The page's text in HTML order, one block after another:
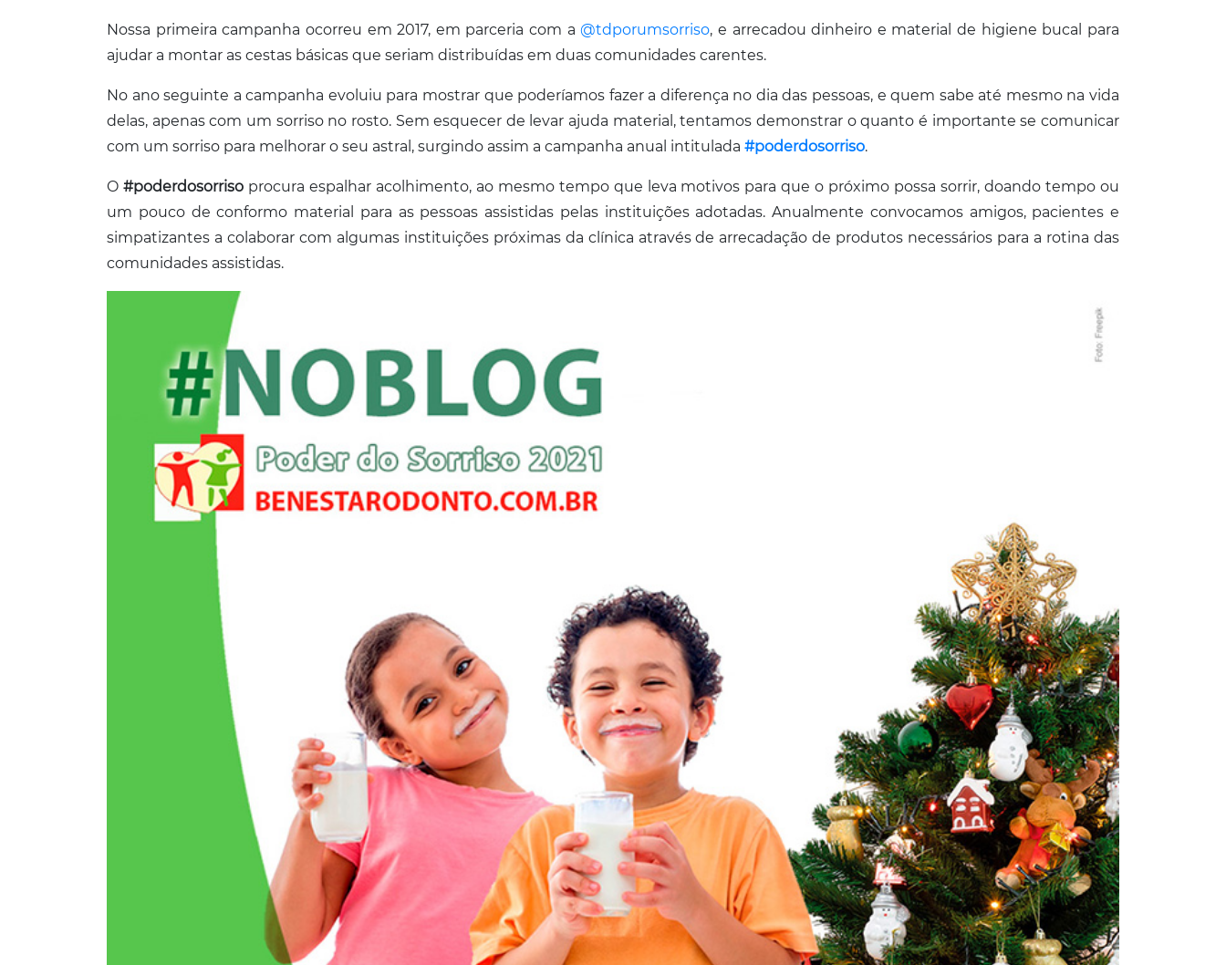
Nossa primeira campanha ocorreu em 2017, em parceria com a@tdporumsorriso, e arrecadou dinheiro e material de higiene bucal para
ajudar a montar as cestas básicas que seriam distribuídas em duas comunidades carentes.
No ano seguinte a campanha evoluiu para mostrar que poderíamos fazer a diferença no dia das pessoas, e quem sabe até mesmo na vida
delas, apenas com um sorriso no rosto. Sem esquecer de levar ajuda material, tentamos demonstrar o quanto é importante se comunicar
com um sorriso para melhorar o seu astral, surgindo assim a campanha anual intitulada #poderdosorriso.
O #poderdosorrisoprocura espalhar acolhimento, ao mesmo tempo que leva motivos para que o próximo possa sorrir, doando tempo ou
um pouco de conformo material para as pessoas assistidas pelas instituições adotadas. Anualmente convocamos amigos, pacientes e
simpatizantes a colaborar com algumas instituições próximas da clínica através de arrecadação de produtos necessários para a rotina das
comunidades assistidas.